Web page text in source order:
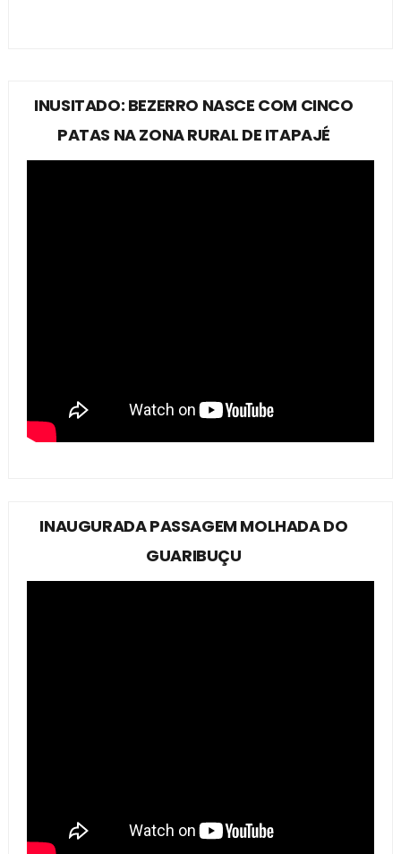
INUSITADO: BEZERRO NASCE COM CINCO
PATAS NA ZONA RURAL DE ITAPAJÉ
INAUGURADA PASSAGEM MOLHADA DO
GUARIBUÇU